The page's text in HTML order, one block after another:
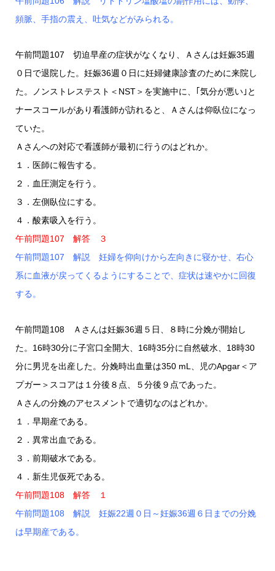
頻脈、手指の震え、吐気などがみられる。
午前問題107 切迫早産の症状がなくなり、Ａさんは妊娠35週
０日で退院した。妊娠36週０日に妊婦健康診査のために来院し
た。ノンストレステスト＜NST＞を実施中に、｢気分が悪い｣と
ナースコールがあり看護師が訪れると、Ａさんは仰臥位になっ
ていた。
Ａさんへの対応で看護師が最初に行うのはどれか。
１．医師に報告する。
２．血圧測定を行う。
３．左側臥位にする。
４．酸素吸入を行う。
午前問題107 解答 ３
午前問題107 解説 妊婦を仰向けから左向きに寝かせ、右心
系に血液が戻ってくるようにすることで、症状は速やかに回復
する。
午前問題108 Ａさんは妊娠36週５日、８時に分娩が開始し
た。16時30分に子宮口全開大、16時35分に自然破水、18時30
分に男児を出産した。分娩時出血量は350 mL、児のApgar＜ア
プガー＞スコアは１分後８点、５分後９点であった。
Ａさんの分娩のアセスメントで適切なのはどれか。
１．早期産である。
２．異常出血である。
３．前期破水である。
４．新生児仮死である。
午前問題108 解答 １
午前問題108 解説 妊娠22週０日～妊娠36週６日までの分娩
は早期産である。